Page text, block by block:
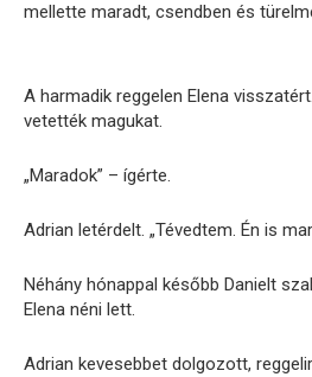
mellette maradt, csendben és
A harmadik reggelen Elena
vetették magukat.
„Maradok” – ígérte.
Adrian letérdelt. „Tévedtem. Én is
Néhány hónappal később Danielt
Elena néni lett.
Adrian kevesebbet dolgozott,